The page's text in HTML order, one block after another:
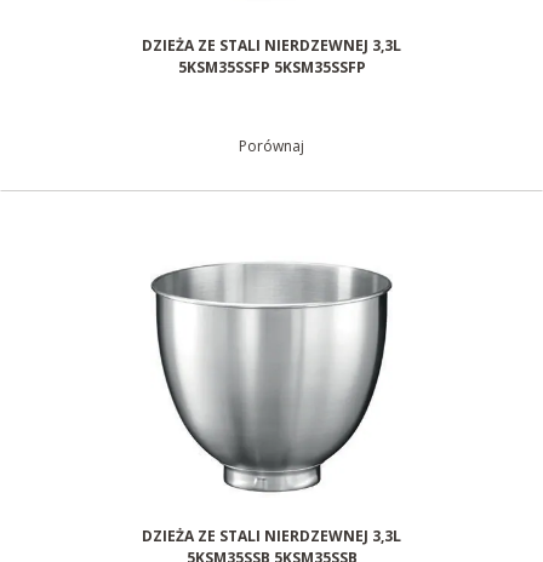
DZIEŻA ZE STALI NIERDZEWNEJ 3,3L
5KSM35SSFP 5KSM35SSFP
Porównaj
DZIEŻA ZE STALI NIERDZEWNEJ 3,3L